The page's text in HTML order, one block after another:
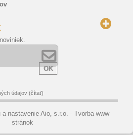
nastavenie Aio, s.r.o. - Tvorba www
stránok
OK
údajov (čítať)